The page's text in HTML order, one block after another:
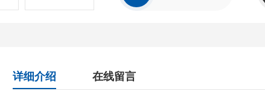
详细介绍 在线留言